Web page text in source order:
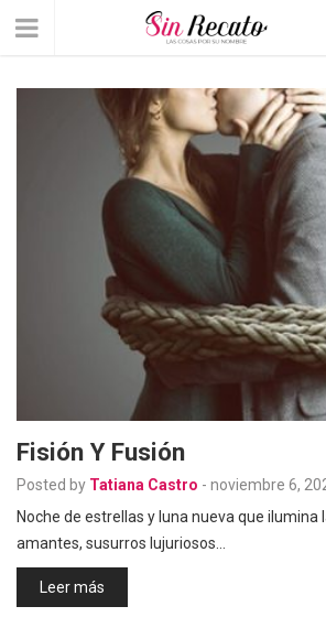
Fisión Y Fusión
Posted by Tatiana Castro - noviembre 6,
Noche de estrellas y luna nueva que ilumina
amantes, susurros lujuriosos…
Leer más